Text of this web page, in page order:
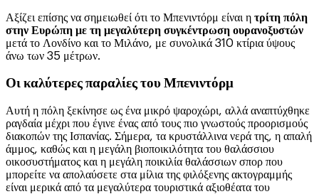
Αξίζει επίσης να σημειωθεί ότι το Μπενιντόρμ είναι η τρίτη πόλη
στην Ευρώπη με τη μεγαλύτερη συγκέντρωση ουρανοξυστών
μετά το Λονδίνο και το Μιλάνο, με συνολικά 310 κτίρια ύψους
άνω των 35 μέτρων.
Οι καλύτερες παραλίες του Μπενιντόρμ
Αυτή η πόλη ξεκίνησε ως ένα μικρό ψαροχώρι, αλλά αναπτύχθηκε
ραγδαία μέχρι που έγινε ένας από τους πιο γνωστούς προορισμούς
διακοπών της Ισπανίας. Σήμερα, τα κρυστάλλινα νερά της, η απαλή
άμμος, καθώς και η μεγάλη βιοποικιλότητα του θαλάσσιου
οικοσυστήματος και η μεγάλη ποικιλία θαλάσσιων σπορ που
μπορείτε να απολαύσετε στα μίλια της φιλόξενης ακτογραμμής
είναι μερικά από τα μεγαλύτερα τουριστικά αξιοθέατα του